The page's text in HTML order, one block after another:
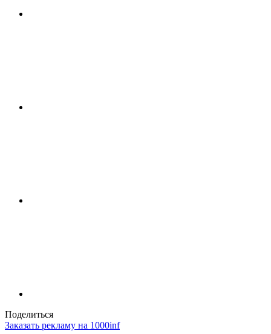
Поделиться
Заказать рекламу на 1000inf